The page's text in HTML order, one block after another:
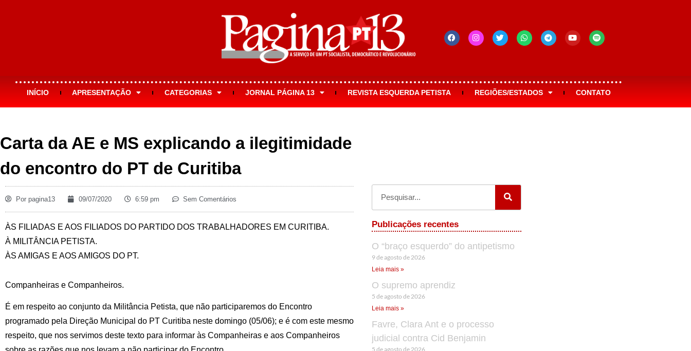
INÍCIO APRESENTAÇÃO CATEGORIAS JORNAL PÁGINA 13 REVISTA ESQUERDA PETISTA REGIÕES/ESTADOS CONTATO
Carta da AE e MS explicando a ilegitimidade
do encontro do PT de Curitiba
Por pagina13 09/07/2020 6:59 pm Sem Comentários
ÀS FILIADAS E AOS FILIADOS DO PARTIDO DOS TRABALHADORES EM CURITIBA.
À MILITÂNCIA PETISTA.
ÀS AMIGAS E AOS AMIGOS DO PT.
Companheiras e Companheiros.
É em respeito ao conjunto da Militância Petista, que não participaremos do Encontro
programado pela Direção Municipal do PT Curitiba neste domingo (05/06); e é com este mesmo
respeito, que nos servimos deste texto para informar às Companheiras e aos Companheiros
Publicações recentes
O “braço esquerdo” do antipetismo
9 de agosto de 2026
Leia mais »
O supremo aprendiz
5 de agosto de 2026
Leia mais »
Favre, Clara Ant e o processo
judicial contra Cid Benjamin
5 de agosto de 2026